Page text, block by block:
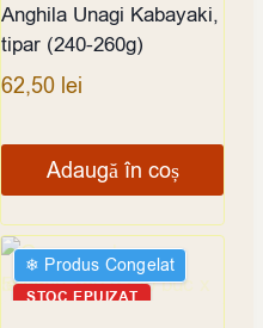
Anghila Unagi Kabayaki,
tipar (240-260g)
62,50 lei
Adaugă în coș
❄︎ Produs Congelat
STOC EPUIZAT